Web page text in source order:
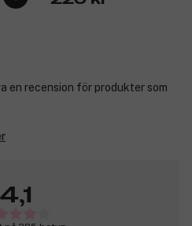
en recension för produkter som
4,1